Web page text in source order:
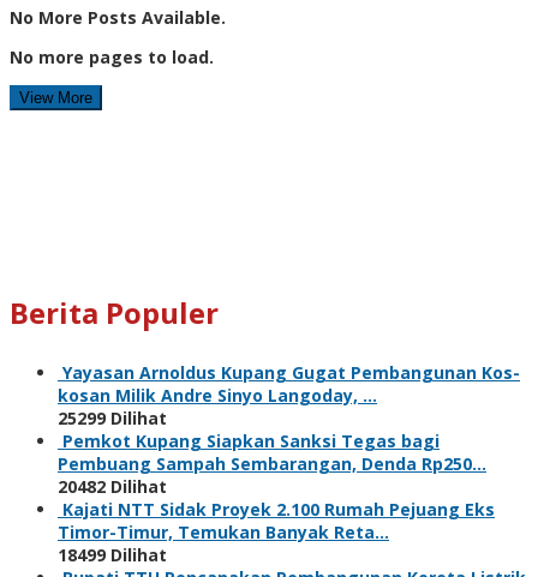
No More Posts Available.
No more pages to load.
View More
Berita Populer
Yayasan Arnoldus Kupang Gugat Pembangunan Kos-
kosan Milik Andre Sinyo Langoday, …
25299 Dilihat
Pemkot Kupang Siapkan Sanksi Tegas bagi
Pembuang Sampah Sembarangan, Denda Rp250…
20482 Dilihat
Kajati NTT Sidak Proyek 2.100 Rumah Pejuang Eks
Timor-Timur, Temukan Banyak Reta…
18499 Dilihat